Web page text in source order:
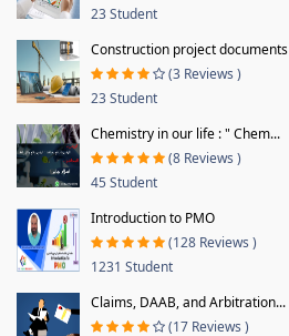
23 Student
Construction project documents
(3 Reviews )
23 Student
Chemistry in our life : " Chem...
(8 Reviews )
45 Student
Introduction to PMO
(128 Reviews )
1231 Student
Claims, DAAB, and Arbitration...
(17 Reviews )